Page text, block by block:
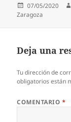
Publicado
el
07/05/2020
Zaragoza
Deja una
Tu dirección de
obligatorios están
COMENTARIO *